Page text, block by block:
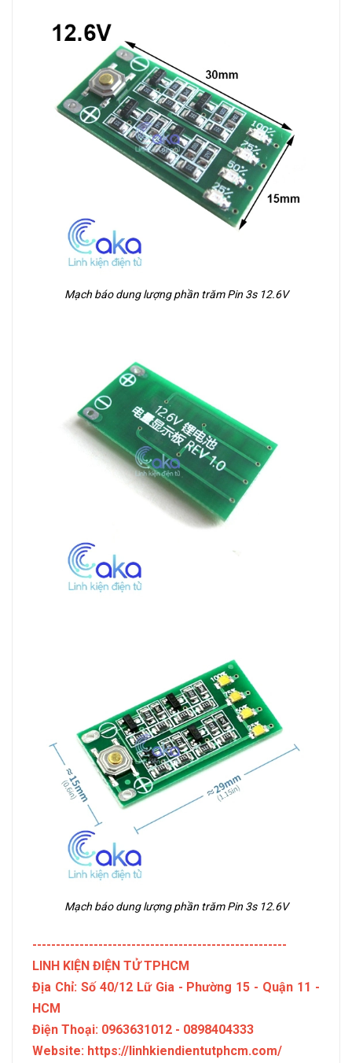
Mạch báo dung lượng phần trăm Pin 3s 12.6V
Mạch báo dung lượng phần trăm Pin 3s 12.6V
------------------------------------------------------
LINH KIỆN ĐIỆN TỬ TPHCM
Địa Chỉ: Số 40/12 Lữ Gia - Phường 15 - Quận 11 -
HCM
Điện Thoại: 0963631012 - 0898404333
Website: https://linhkiendientutphcm.com/